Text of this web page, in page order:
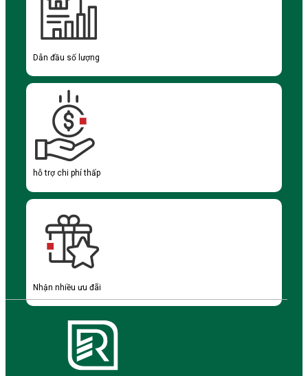
Dẫn đầu số lượng
hỗ trợ chi phí thấp
Nhận nhiều ưu đãi